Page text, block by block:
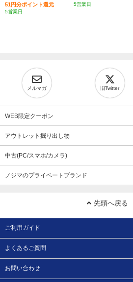
51円分ポイント還元
5営業日
5営業日
メルマガ 旧Twitter
WEB限定クーポン
アウトレット掘り出し物
中古(PC/スマホ/カメラ)
ノジマのプライベートブランド
先頭へ戻る
ご利用ガイド
よくあるご質問
お問い合わせ